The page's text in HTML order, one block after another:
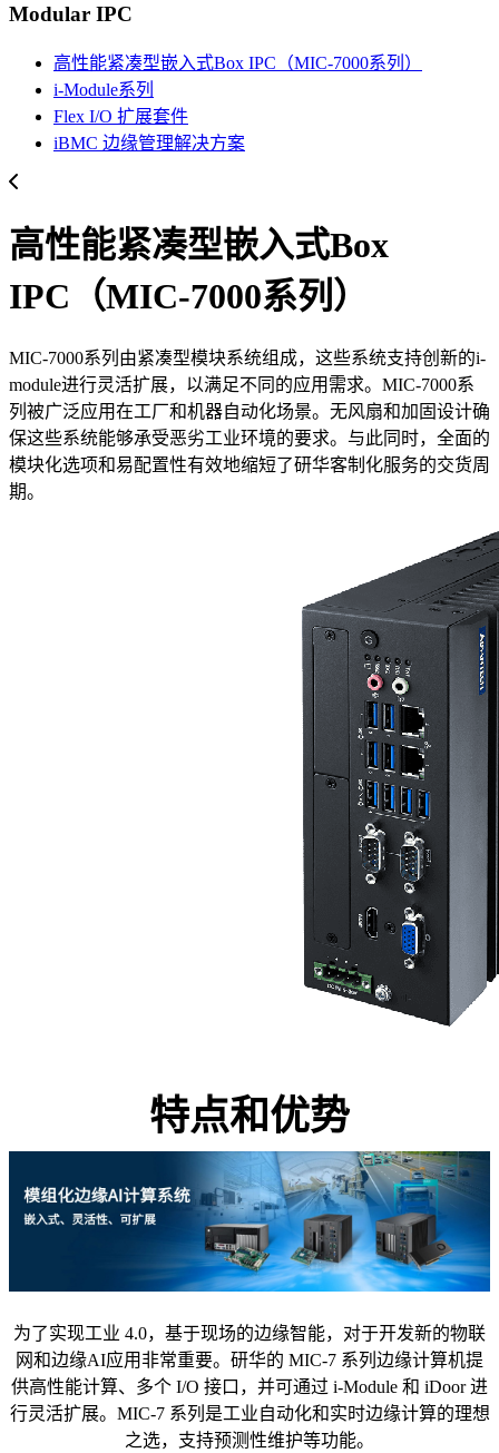
Modular IPC
高性能紧凑型嵌入式Box IPC（MIC-7000系列）
i-Module系列
Flex I/O 扩展套件
iBMC 边缘管理解决方案
高性能紧凑型嵌入式Box
IPC（MIC-7000系列）
MIC-7000系列由紧凑型模块系统组成，这些系统支持创新的i-
module进行灵活扩展，以满足不同的应用需求。MIC-7000系
列被广泛应用在工厂和机器自动化场景。无风扇和加固设计确
保这些系统能够承受恶劣工业环境的要求。与此同时，全面的
模块化选项和易配置性有效地缩短了研华客制化服务的交货周
期。
特点和优势
为了实现工业 4.0，基于现场的边缘智能，对于开发新的物联
网和边缘AI应用非常重要。研华的 MIC-7 系列边缘计算机提
供高性能计算、多个 I/O 接口，并可通过 i-Module 和 iDoor 进
行灵活扩展。MIC-7 系列是工业自动化和实时边缘计算的理想
之选，支持预测性维护等功能。